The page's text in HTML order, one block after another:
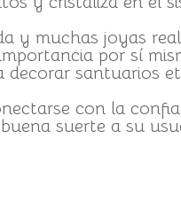
y muchas joyas
por sí
santuarios
con la
suerte a su